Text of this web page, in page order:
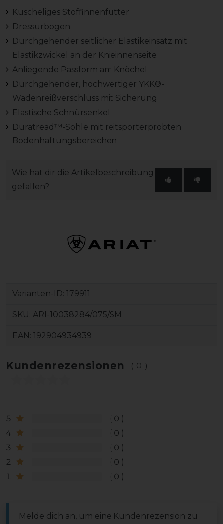
Kuscheliges Stoffinnenfutter
Dressurbogen
Durchgehender seitlicher Elastikeinsatz mit
Elastikzwickel an der Knieinnenseite
Anliegende Passform am Knöchel
Durchgehender, hochwertiger YKK®-
Wadenreißverschluss mit Sicherung
Elastische Schnürsenkel
Duratread™-Sohle mit reitsporterprobten
Bodenhaftungsbereichen
Wie hat dir die Artikelbeschreibung
gefallen?
Varianten-ID: 179911
SKU: ARI-10038284/075/SM
EAN: 192904934939
Kundenrezensionen (0)
5
0
4
0
3
0
2
0
1
0
Melde dich an, um eine Kundenrezension zu